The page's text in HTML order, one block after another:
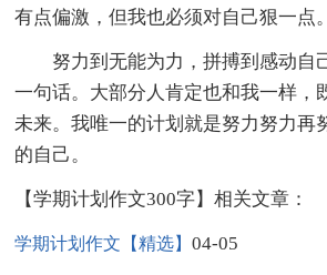
有点偏激，但我也必须对自己狠一点。
努力到无能为力，拼搏到感动自
一句话。大部分人肯定也和我一样，
未来。我唯一的计划就是努力努力再
的自己。
【学期计划作文300字】相关文章：
学期计划作文【精选】04-05